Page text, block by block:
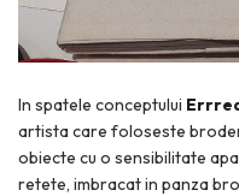
In spatele conceptului
artista care foloseste
obiecte cu o sensibilitate
retete, imbracat in panza